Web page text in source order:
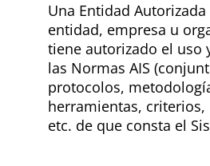
Una Entidad
entidad, empresa u
tiene autorizado el uso
las Normas AIS
protocolos,
herramientas, criterios,
etc. de que consta el